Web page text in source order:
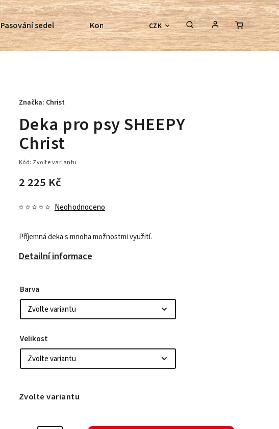
CZK
Pasování sedel Kontroly bezkostrových sedel Poradenství
Deka pro psy SHEEPY
Christ
Kód: Zvolte variantu
2 225 Kč
Neohodnoceno
Příjemná deka s mnoha možnostmi využití.
Detailní informace
Značka: Christ
Barva
Velikost
Zvolte variantu